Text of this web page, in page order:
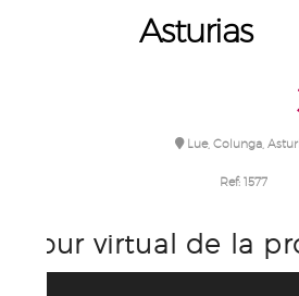
Asturias
Lue, Colunga,
Ref: 1577
Tour virtual de la